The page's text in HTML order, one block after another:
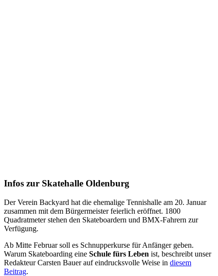
Infos zur Skatehalle Oldenburg
Der Verein Backyard hat die ehemalige Tennishalle am 20. Januar
zusammen mit dem Bürgermeister feierlich eröffnet. 1800
Quadratmeter stehen den Skateboardern und BMX-Fahrern zur
Verfügung.
Ab Mitte Februar soll es Schnupperkurse für Anfänger geben.
Warum Skateboarding eine Schule fürs Leben ist, beschreibt unser
Redakteur Carsten Bauer auf eindrucksvolle Weise in diesem
Beitrag.